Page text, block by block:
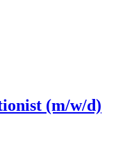
(m/w/d)